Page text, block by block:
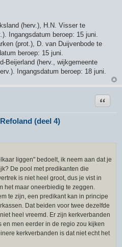
(herv.), H.N. Visser te
Ingangsdatum beroep: 15 juni.
(prot.), D. van Duijvenbode te
beroep: 15 juni.
Beijerland (herv., wijkgemeente
Ingangsdatum beroep: 18 juni.
(deel 4)
Citeer
liggen" bedoelt, ik neem aan dat je
De pool met predikanten die
is niet heel groot, dus je vist in
het maar oneerbiedig te zeggen.
te zijn, een predikant kan in principe
Dat beiden voor twee dezelfde
heel vreemd. Er zijn kerkverbanden
men eerder in de regio zou kijken
kerkverbanden is dat niet echt het